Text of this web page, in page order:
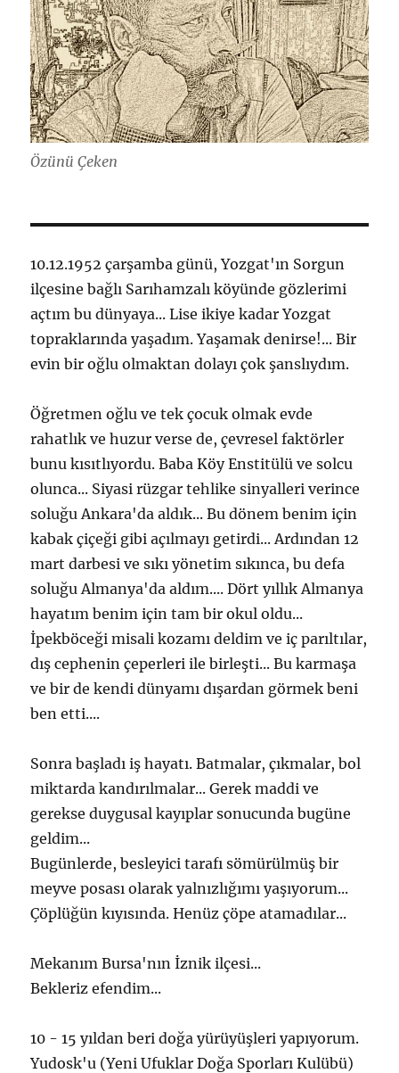
Özünü Çeken
10.12.1952 çarşamba günü, Yozgat'ın Sorgun
ilçesine bağlı Sarıhamzalı köyünde gözlerimi
açtım bu dünyaya... Lise ikiye kadar Yozgat
topraklarında yaşadım. Yaşamak denirse!... Bir
evin bir oğlu olmaktan dolayı çok şanslıydım.
Öğretmen oğlu ve tek çocuk olmak evde
rahatlık ve huzur verse de, çevresel faktörler
bunu kısıtlıyordu. Baba Köy Enstitülü ve solcu
olunca... Siyasi rüzgar tehlike sinyalleri verince
soluğu Ankara'da aldık... Bu dönem benim için
kabak çiçeği gibi açılmayı getirdi... Ardından 12
mart darbesi ve sıkı yönetim sıkınca, bu defa
soluğu Almanya'da aldım.... Dört yıllık Almanya
hayatım benim için tam bir okul oldu...
İpekböceği misali kozamı deldim ve iç parıltılar,
dış cephenin çeperleri ile birleşti... Bu karmaşa
ve bir de kendi dünyamı dışardan görmek beni
ben etti....
Sonra başladı iş hayatı. Batmalar, çıkmalar, bol
miktarda kandırılmalar... Gerek maddi ve
gerekse duygusal kayıplar sonucunda bugüne
geldim...
Bugünlerde, besleyici tarafı sömürülmüş bir
meyve posası olarak yalnızlığımı yaşıyorum...
Çöplüğün kıyısında. Henüz çöpe atamadılar...
Mekanım Bursa'nın İznik ilçesi...
Bekleriz efendim...
10 - 15 yıldan beri doğa yürüyüşleri yapıyorum.
Yudosk'u (Yeni Ufuklar Doğa Sporları Kulübü)